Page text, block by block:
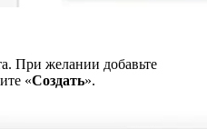
При желании добавьте
«Создать».